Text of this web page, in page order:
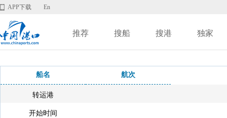
APP下载 En
推荐 搜船 搜港 独家
船名 航次
转运港
开始时间